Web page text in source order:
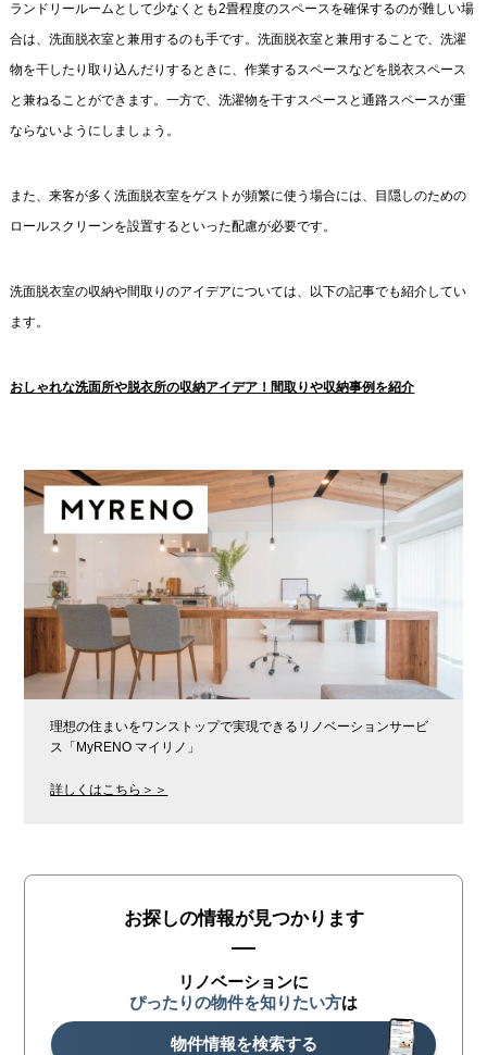
ランドリールームとして少なくとも2畳程度のスペースを確保するのが難しい場
合は、洗面脱衣室と兼用するのも手です。洗面脱衣室と兼用することで、洗濯
物を干したり取り込んだりするときに、作業するスペースなどを脱衣スペース
と兼ねることができます。一方で、洗濯物を干すスペースと通路スペースが重
ならないようにしましょう。
また、来客が多く洗面脱衣室をゲストが頻繁に使う場合には、目隠しのための
ロールスクリーンを設置するといった配慮が必要です。
洗面脱衣室の収納や間取りのアイデアについては、以下の記事でも紹介してい
ます。
おしゃれな洗面所や脱衣所の収納アイデア！間取りや収納事例を紹介
理想の住まいをワンストップで実現できるリノベーションサービ
ス「MyRENO マイリノ」
詳しくはこちら＞＞
お探しの情報が見つかります
リノベーションに
ぴったりの物件を知りたい方は
物件情報を検索する